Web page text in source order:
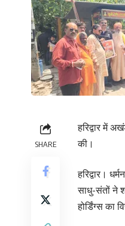
SHARE
हरिद्वार में
की।
हरिद्वार।
साधु-संतों ने
होर्डिंग्स का